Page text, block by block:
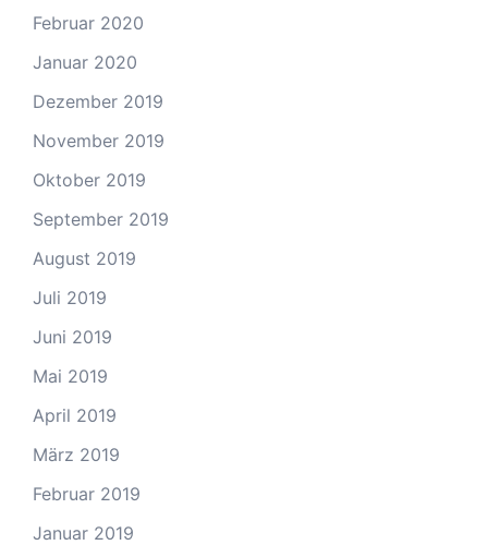
Februar 2020
Januar 2020
Dezember 2019
November 2019
Oktober 2019
September 2019
August 2019
Juli 2019
Juni 2019
Mai 2019
April 2019
März 2019
Februar 2019
Januar 2019